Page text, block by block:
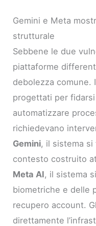
Gemini e Meta
strutturale
Sebbene le due
piattaforme
debolezza comune.
progettati per
automatizzare
richiedevano
Gemini, il sistema
contesto costruito
Meta AI, il sistema
biometriche e delle
recupero account.
direttamente